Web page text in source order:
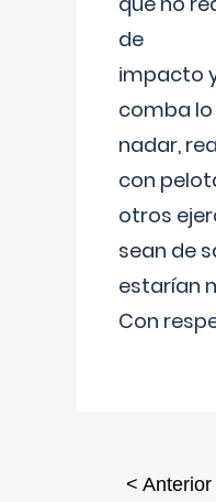
de
impacto
comba lo
nadar,
con
otros
sean de
estarían
Con
< Anterior